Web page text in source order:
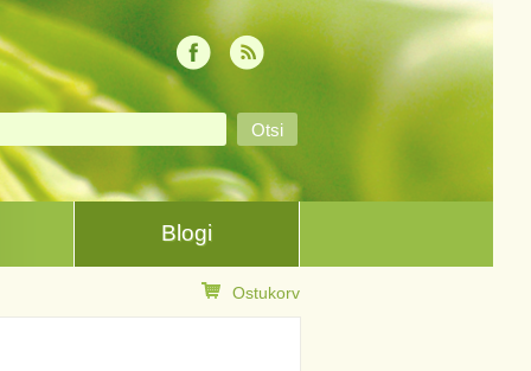
Blogi
Ostukorv